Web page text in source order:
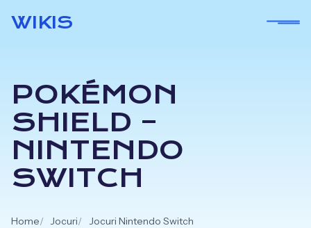
WIKIS
POKÉMON
SHIELD –
NINTENDO
SWITCH
Home Jocuri Jocuri Nintendo Switch